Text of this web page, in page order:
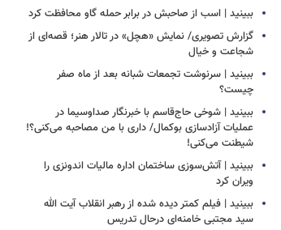
ببینید | اسب از صاحبش در برابر حمله گاو محافظت کرد
گزارش تصویری/ نمایش «هچل» در تالار هنر؛ قصه‌ای از
شجاعت و خیال
ببینید | سرنوشت تجمعات شبانه بعد از ماه صفر
چیست؟
ببینید | شوخی حاج‌قاسم با خبرنگار صداوسیما در
عملیات آزادسازی بوکمال/ داری با من مصاحبه‌ می‌کنی؟!
شیطنت می‌کنی!
ببینید | آتش‌سوزی ساختمان اداره مالیات اندونزی را
ویران کرد
ببینید | فیلم کمتر دیده شده از رهبر انقلاب آیت الله
سید مجتبی خامنه‌ای درحال تدریس